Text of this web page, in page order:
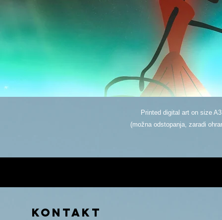
Printed digital art on size
(možna odstopanja, zaradi
KONTAKT